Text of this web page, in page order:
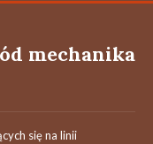
mechanika
się na linii